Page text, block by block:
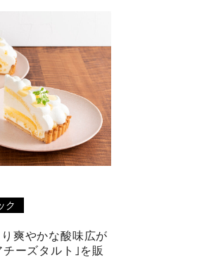
ク
爽やかな酸味広が
ーズタルト｣を販